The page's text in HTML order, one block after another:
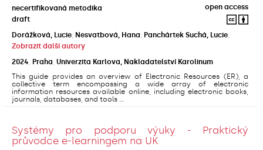
necertifikovaná metodika
open access
draft
Dorážková, Lucie; Nesvatbová, Hana; Panchártek Suchá, Lucie;
Zobrazit další autory
2024 Praha Univerzita Karlova, Nakladatelství Karolinum
This guide provides an overview of Electronic Resources (ER), a
collective term encompassing a wide array of electronic
information resources available online, including electronic books,
journals, databases, and tools ...
Systémy pro podporu výuky - Praktický
průvodce e-learningem na UK